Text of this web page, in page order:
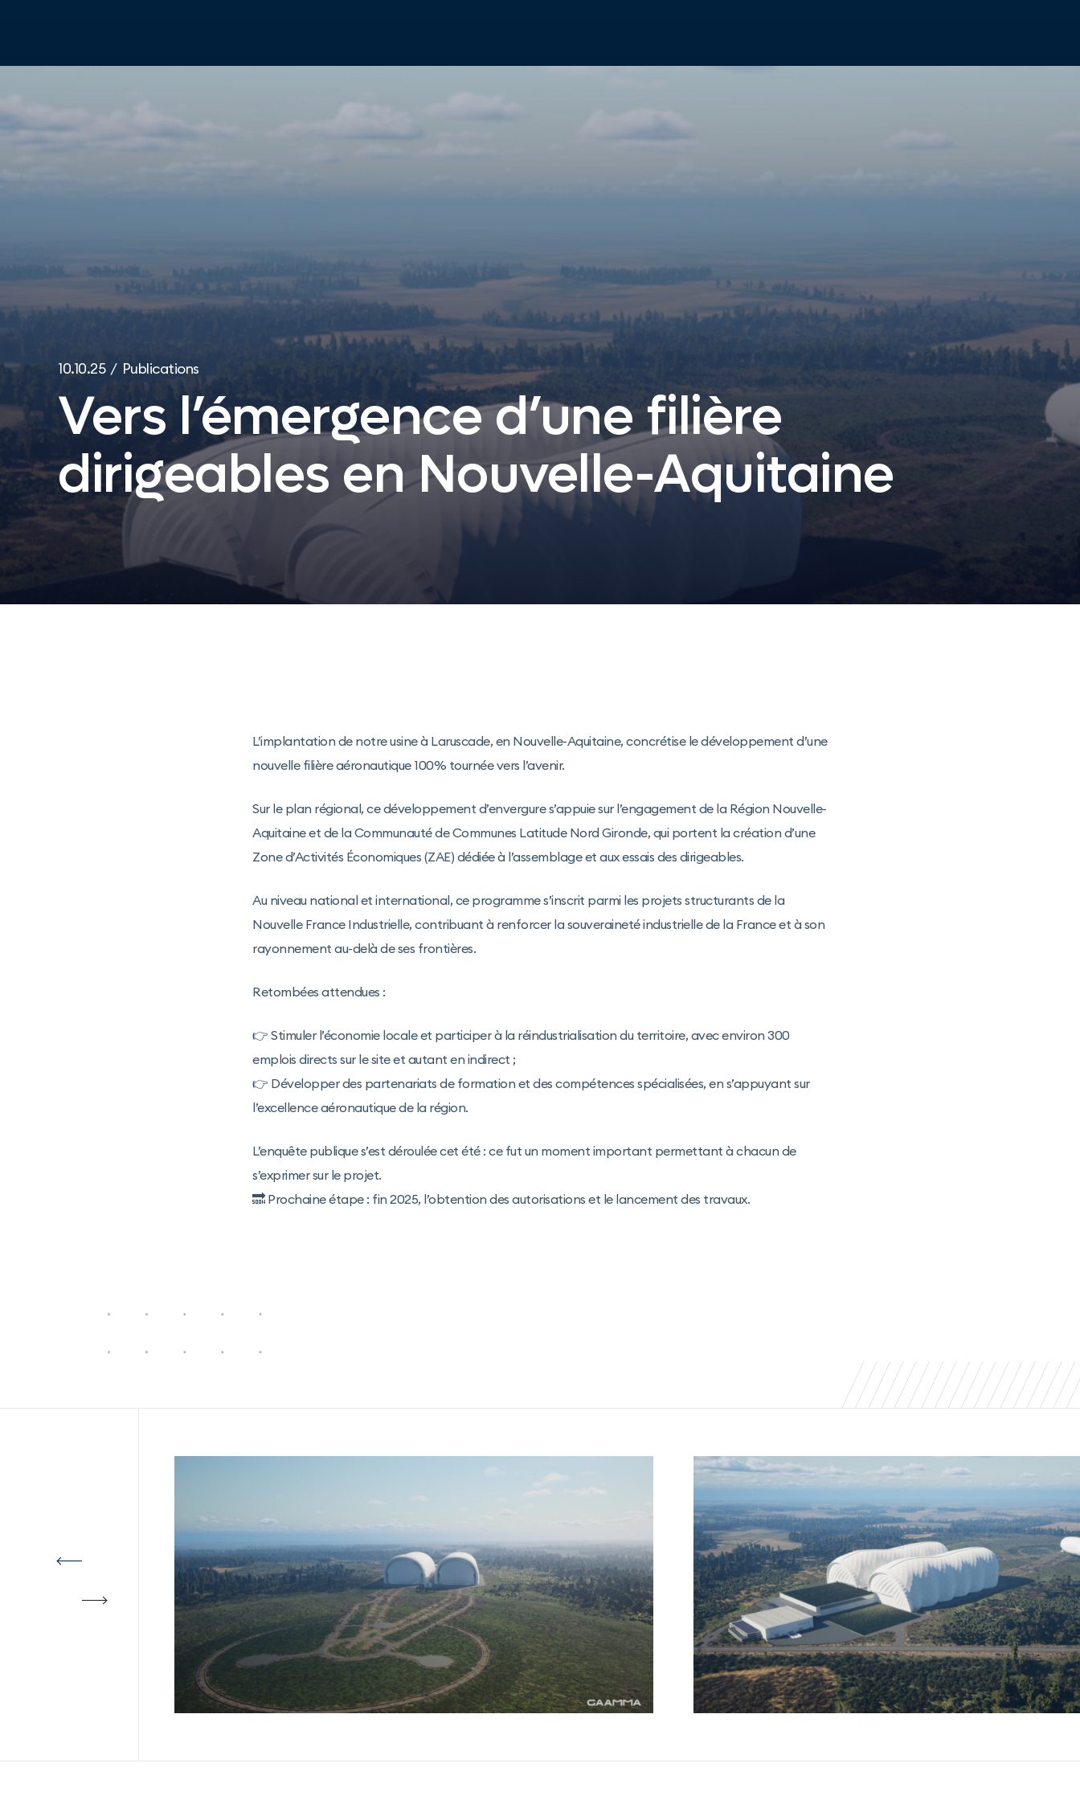
10.10.25 / Publications
Vers l’émergence d’une filière
dirigeables en Nouvelle-Aquitaine
L’implantation de notre usine à Laruscade, en Nouvelle-Aquitaine, concrétise le développement d’une
nouvelle filière aéronautique 100% tournée vers l’avenir.
Sur le plan régional, ce développement d’envergure s’appuie sur l’engagement de la Région Nouvelle-
Aquitaine et de la Communauté de Communes Latitude Nord Gironde, qui portent la création d’une
Zone d’Activités Économiques (ZAE) dédiée à l’assemblage et aux essais des dirigeables.
Au niveau national et international, ce programme s’inscrit parmi les projets structurants de la
Nouvelle France Industrielle, contribuant à renforcer la souveraineté industrielle de la France et à son
rayonnement au-delà de ses frontières.
Retombées attendues :
👉 Stimuler l’économie locale et participer à la réindustrialisation du territoire, avec environ 300
emplois directs sur le site et autant en indirect ;
👉 Développer des partenariats de formation et des compétences spécialisées, en s’appuyant sur
l’excellence aéronautique de la région.
L’enquête publique s’est déroulée cet été : ce fut un moment important permettant à chacun de
s’exprimer sur le projet.
🔜 Prochaine étape : fin 2025, l’obtention des autorisations et le lancement des travaux.